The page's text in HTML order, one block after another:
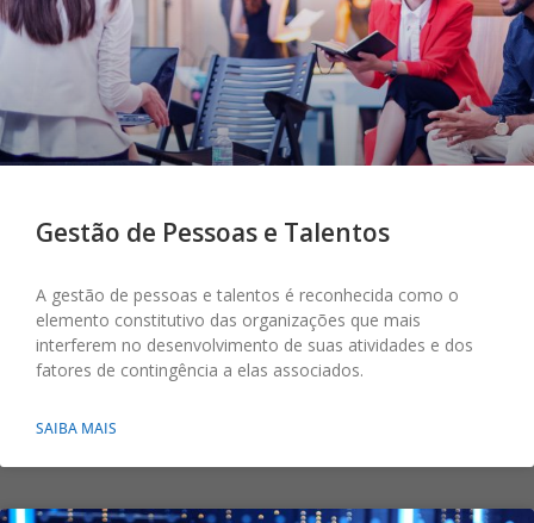
Gestão de Pessoas e Talentos
A gestão de pessoas e talentos é reconhecida como o
elemento constitutivo das organizações que mais
interferem no desenvolvimento de suas atividades e dos
fatores de contingência a elas associados.
SAIBA MAIS